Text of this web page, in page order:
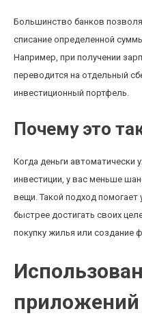
Большинство банков
списание определенной
Например, при получении
переводится на отдельный
инвестиционный портфель.
Почему это
Когда деньги автоматически
инвестиции, у вас меньше
вещи. Такой подход помогает
быстрее достигать своих
покупку жилья или создание